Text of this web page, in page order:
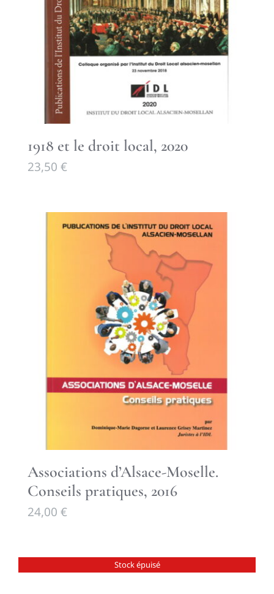
1918 et le droit local, 2020
23,50 €
Associations d’Alsace-Moselle.
Conseils pratiques, 2016
24,00 €
Stock épuisé